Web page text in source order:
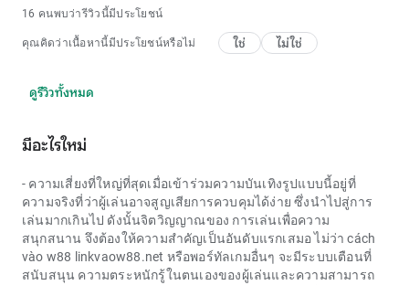
16 คนพบว่ารีวิวนี้มีประโยชน์
คุณคิดว่าเนื้อหานี้มีประโยชน์หรือไม่ ใช่ ไม่ใช่
ดูรีวิวทั้งหมด
มีอะไรใหม่
- ความเสี่ยงที่ใหญ่ที่สุดเมื่อเข้าร่วมความบันเทิงรูปแบบนี้อยู่ที่
ความจริงที่ว่าผู้เล่นอาจสูญเสียการควบคุมได้ง่าย ซึ่งนำไปสู่การ
เล่นมากเกินไป ดังนั้นจิตวิญญาณของ การเล่นเพื่อความ
สนุกสนาน จึงต้องให้ความสำคัญเป็นอันดับแรกเสมอ ไม่ว่าcách
vào w88 linkvaow88.net หรือพอร์ทัลเกมอื่นๆ จะมีระบบเตือนที่
สนับสนุน ความตระหนักรู้ในตนเองของผู้เล่นและความสามารถ